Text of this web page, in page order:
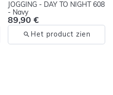
JOGGING - DAY TO NIGHT 608
- Navy
89,90 €
Het product zien